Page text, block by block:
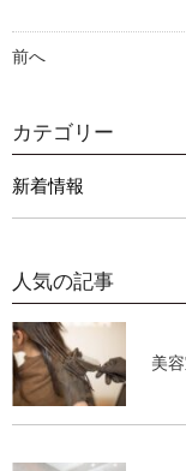
前へ
カテゴリー
新着情報
人気の記事
美